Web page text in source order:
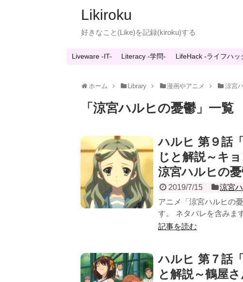
Likiroku
好きなこと(Like)を記録(kiroku)する
Liveware -IT- Literacy -学問- LifeHack -ライフハッ
ホーム Library 漫画やアニメ 涼宮
「 涼宮ハルヒの憂鬱 」 一覧
ハルヒ 第９話
じと解説～キ
涼宮ハルヒの
2019/7/15
涼宮
アニメ「涼宮ハルヒの
す。 ネタバレを含みま
記事を読む
ハルヒ 第７話
と解説～鶴屋